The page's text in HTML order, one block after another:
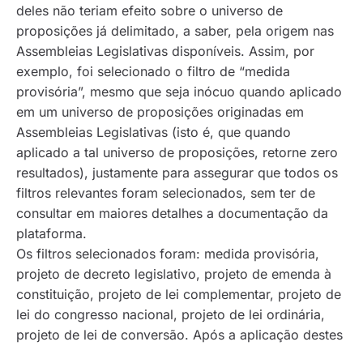
deles não teriam efeito sobre o universo de
proposições já delimitado, a saber, pela origem nas
Assembleias Legislativas disponíveis. Assim, por
exemplo, foi selecionado o filtro de “medida
provisória”, mesmo que seja inócuo quando aplicado
em um universo de proposições originadas em
Assembleias Legislativas (isto é, que quando
aplicado a tal universo de proposições, retorne zero
resultados), justamente para assegurar que todos os
filtros relevantes foram selecionados, sem ter de
consultar em maiores detalhes a documentação da
plataforma.
Os filtros selecionados foram: medida provisória,
projeto de decreto legislativo, projeto de emenda à
constituição, projeto de lei complementar, projeto de
lei do congresso nacional, projeto de lei ordinária,
projeto de lei de conversão. Após a aplicação destes